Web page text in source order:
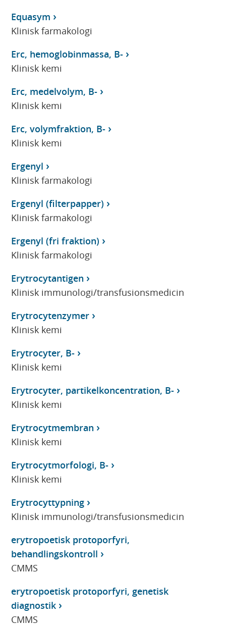
Equasym
Klinisk farmakologi
Erc, hemoglobinmassa, B-
Klinisk kemi
Erc, medelvolym, B-
Klinisk kemi
Erc, volymfraktion, B-
Klinisk kemi
Ergenyl
Klinisk farmakologi
Ergenyl (filterpapper)
Klinisk farmakologi
Ergenyl (fri fraktion)
Klinisk farmakologi
Erytrocytantigen
Klinisk immunologi/transfusionsmedicin
Erytrocytenzymer
Klinisk kemi
Erytrocyter, B-
Klinisk kemi
Erytrocyter, partikelkoncentration, B-
Klinisk kemi
Erytrocytmembran
Klinisk kemi
Erytrocytmorfologi, B-
Klinisk kemi
Erytrocyttypning
Klinisk immunologi/transfusionsmedicin
erytropoetisk protoporfyri,
behandlingskontroll
CMMS
erytropoetisk protoporfyri, genetisk
diagnostik
CMMS